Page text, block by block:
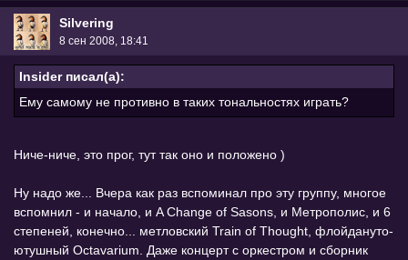
Silvering
8 сен 2008, 18:41
Insider писал(а):
Ему самому не противно в таких тональностях играть?
Ниче-ниче, это прог, тут так оно и положено )
Ну надо же... Вчера как раз вспоминал про эту группу, многое
вспомнил - и начало, и A Change of Sasons, и Метрополис, и 6
степеней, конечно... метловский Train of Thought, флойдануто-
ютушный Octavarium. Даже концерт с оркестром и сборник